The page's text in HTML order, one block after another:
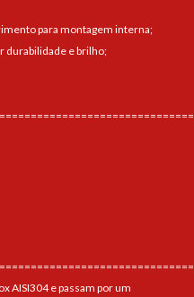
para montagem interna;
durabilidade e brilho;
AISI304 e passam por um